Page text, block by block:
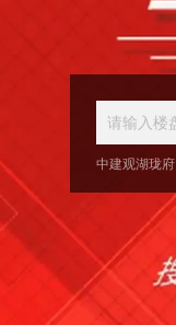
中建观湖珑府